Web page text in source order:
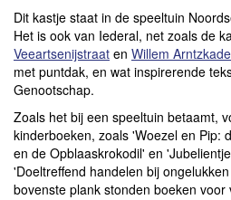
Dit kastje staat in de speeltuin
Het is ook van Iederal, net zoals de
Veeartsenijstraat en Willem Arntzkade
met puntdak, en wat inspirerende
Genootschap.
Zoals het bij een speeltuin betaamt,
kinderboeken, zoals 'Woezel en Pip:
en de Opblaaskrokodil' en
'Doeltreffend handelen bij
bovenste plank stonden boeken voor